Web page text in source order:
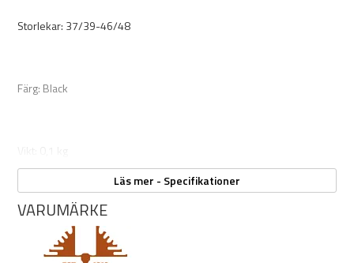
Storlekar: 37/39-46/48
Färg: Black
Läs mer - Specifikationer
VARUMÄRKE